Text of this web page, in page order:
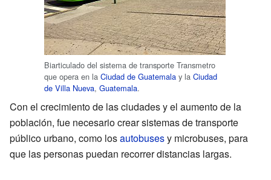
Biarticulado del sistema de transporte Transmetro
que opera en la Ciudad de Guatemala y la Ciudad
de Villa Nueva, Guatemala.
Con el crecimiento de las ciudades y el aumento de la
población, fue necesario crear sistemas de transporte
público urbano, como losautobusesy microbuses, para
que las personas puedan recorrer distancias largas.